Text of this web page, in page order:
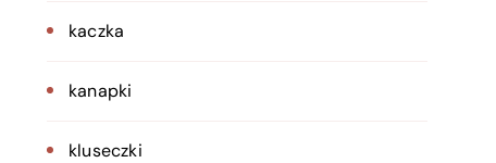
kaczka
kanapki
kluseczki